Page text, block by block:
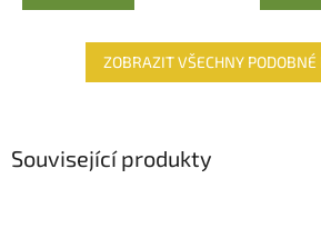
ZOBRAZIT VŠECHNY PODOBNÉ
Související produkty